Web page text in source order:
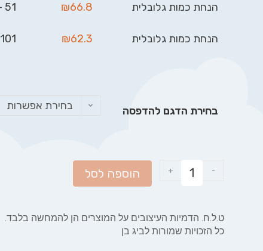
הנחת כמות גלובלית ₪66.8
51 - 100
הנחת כמות גלובלית ₪62.3
101 - 999
בחירת הדגם להדפסה בחירת אפשרות
-
+ הוספה לסל
ט.ל.ח. הדמיות העיצובים על המוצרים הן להמחשה בלבד.
כל הזכויות שמורות לביג בן